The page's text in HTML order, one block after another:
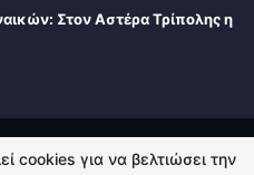
Στον Αστέρα Τρίπολης η
ΕΠΙΚΟΙΝΩΝΙΑ
cookies για να βελτιώσει την